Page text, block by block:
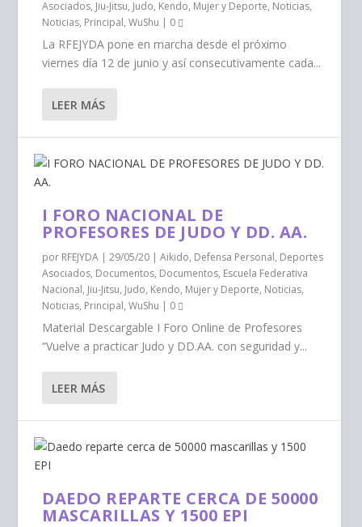
Asociados, Jiu-Jitsu, Judo, Kendo, Mujer y Deporte, Noticias,
Noticias, Principal,WuShu | 0
La RFEJYDA pone en marcha desde el próximo
viernes día 12 de junio y así consecutivamente cada...
LEER MÁS
I FORO NACIONAL DE
PROFESORES DE JUDO Y DD. AA.
por RFEJYDA |29/05/20 |Aikido, Defensa Personal, Deportes
Asociados, Documentos, Documentos, Escuela Federativa
Nacional, Jiu-Jitsu, Judo, Kendo, Mujer y Deporte, Noticias,
Noticias, Principal,WuShu | 0
Material Descargable I Foro Online de Profesores
“Vuelve a practicar Judo y DD.AA. con seguridad y...
LEER MÁS
DAEDO REPARTE CERCA DE 50000
MASCARILLAS Y 1500 EPI